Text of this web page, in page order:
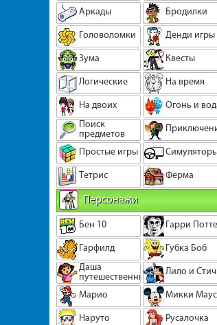
Аркады
Бродилки
Головоломки
Денди игры
Зума
Квесты
Логические
На время
На двоих
Огонь и
Поиск
предметов
Простые игры
Тетрис
Ферма
Персонажи
Бен 10
Гарри
Гарфилд
Губка Боб
Даша
путешественница
Лило и Стич
Марио
Микки Маус
Наруто
Русалочка